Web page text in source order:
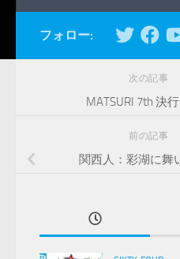
フォロー:
次の記事
MATSURI 7th 決
前の記事
関西人：彩湖に舞